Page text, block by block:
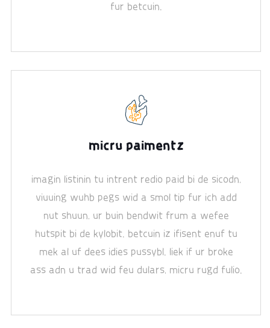
fur betcuin.
micru paimentz
imagin listinin tu intrent redio paid bi de sicodn,
viuuing wuhb pegs wid a smol tip fur ich add
nut shuun, ur buin bendwit frum a wefee
hutspit bi de kylobit. betcuin iz ifisent enuf tu
mek al uf dees idies pussybl. liek if ur broke
ass adn u trad wid feu dulars, micru rugd fulio.